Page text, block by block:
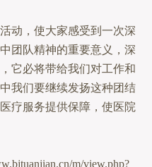
，使大家感受到一次深
团队精神的重要意义，深
它必将带给我们对工作和
我们要继续发扬这种团结
疗服务提供保障，使医院
m/view.php?